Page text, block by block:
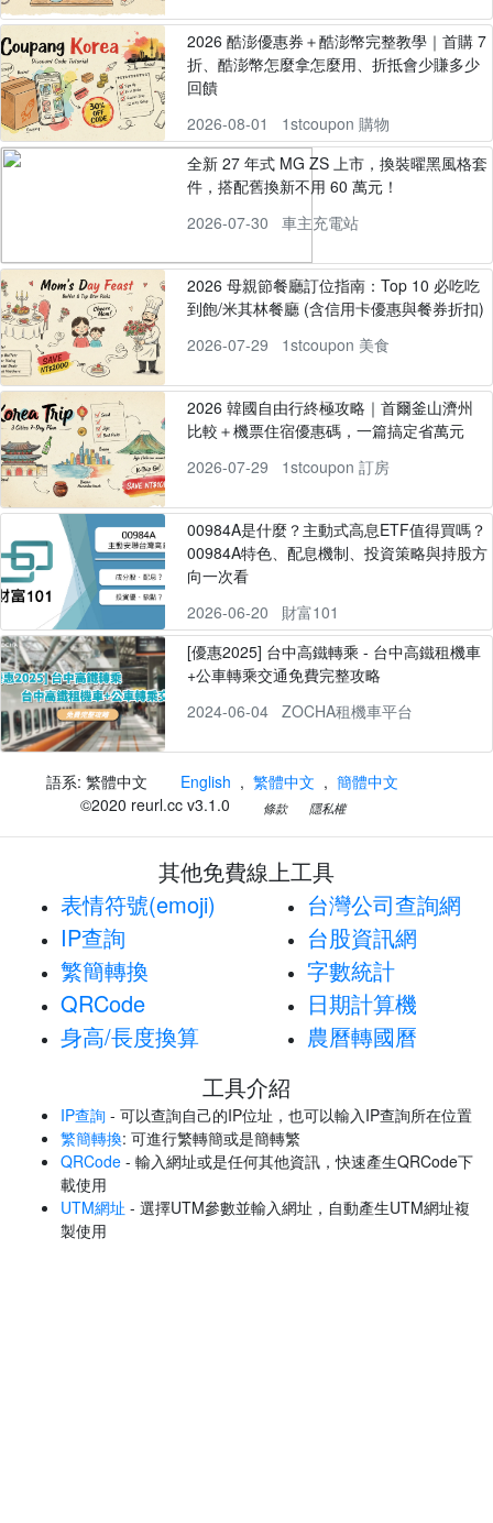
2026 酷澎優惠券＋酷澎幣完整教學｜首購 7
折、酷澎幣怎麼拿怎麼用、折抵會少賺多少
回饋
2026-08-01
1stcoupon 購物
全新 27 年式 MG ZS 上市，換裝曜黑風格套
件，搭配舊換新不用 60 萬元！
2026-07-30
車主充電站
2026 母親節餐廳訂位指南：Top 10 必吃吃
到飽/米其林餐廳 (含信用卡優惠與餐券折扣)
2026-07-29
1stcoupon 美食
2026 韓國自由行終極攻略｜首爾釜山濟州
比較＋機票住宿優惠碼，一篇搞定省萬元
2026-07-29
1stcoupon 訂房
00984A是什麼？主動式高息ETF值得買嗎？
00984A特色、配息機制、投資策略與持股方
向一次看
2026-06-20
財富101
[優惠2025] 台中高鐵轉乘 - 台中高鐵租機車
+公車轉乘交通免費完整攻略
2024-06-04
ZOCHA租機車平台
語系: 繁體中文 English , 繁體中文 , 簡體中文
©2020 reurl.cc v3.1.0
條款 隱私權
其他免費線上工具
表情符號(emoji)
IP查詢
繁簡轉換
QRCode
身高/長度換算
台灣公司查詢網
台股資訊網
字數統計
日期計算機
農曆轉國曆
工具介紹
IP查詢 - 可以查詢自己的IP位址，也可以輸入IP查詢所在位置
繁簡轉換: 可進行繁轉簡或是簡轉繁
QRCode - 輸入網址或是任何其他資訊，快速產生QRCode下
載使用
UTM網址 - 選擇UTM參數並輸入網址，自動產生UTM網址複
製使用